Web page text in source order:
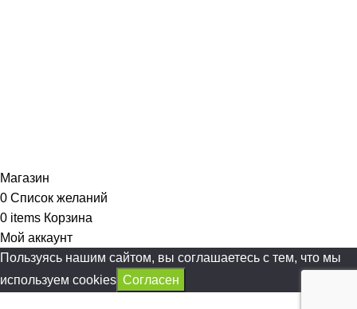
Магазин
0 Список желаний
0 items Корзина
Мой аккаунт
Пользуясь нашим сайтом, вы соглашаетесь с тем, что мы
используем cookies Согласен